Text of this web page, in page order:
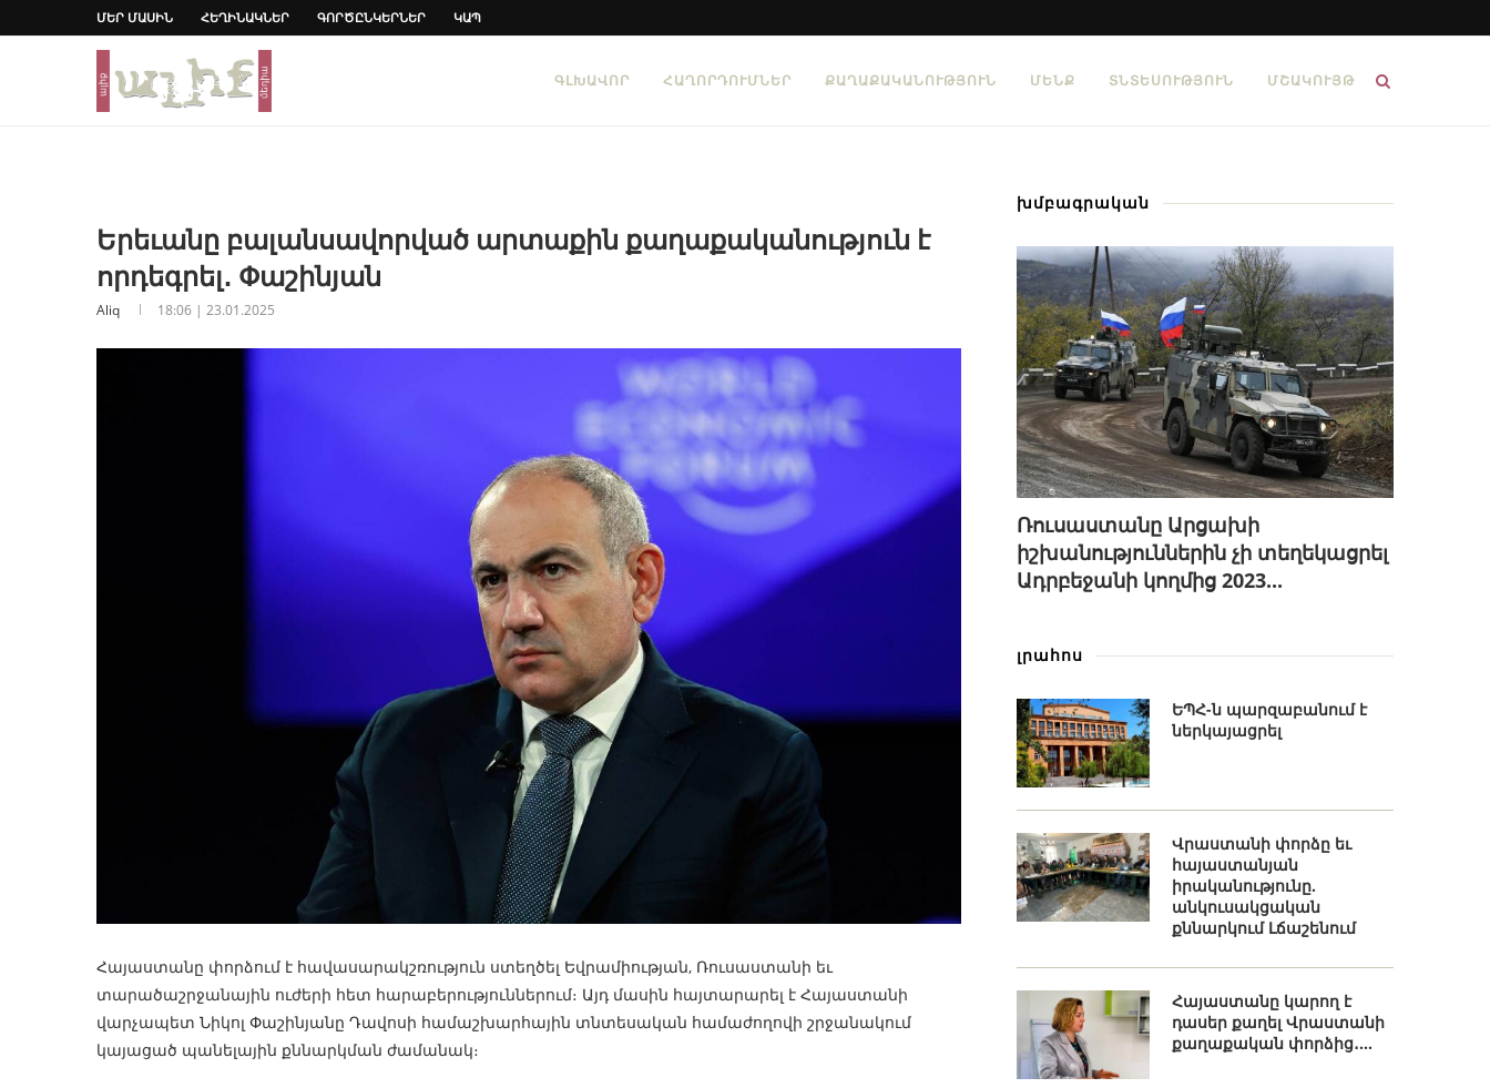
ՄԵՐ ՄԱՍԻՆ ՀԵՂԻՆԱԿՆԵՐ ԳՈՐԾԸՆԿԵՐՆԵՐ ԿԱՊ
ԳԼԽԱՎՈՐ ՀԱՂՈՐԴՈՒՄՆԵՐ ՔԱՂԱՔԱԿԱՆՈՒԹՅՈՒՆ ՄԵՆՔ ՏՆՏԵՍՈՒԹՅՈՒՆ ՄՇԱԿՈՒՅԹ
Երեւանը բալանսավորված արտաքին քաղաքականություն է
որդեգրել․ Փաշինյան
Aliq 18:06 | 23.01.2025
Հայաստանը փորձում է հավասարակշռություն ստեղծել Եվրամիության, Ռուսաստանի եւ
տարածաշրջանային ուժերի հետ հարաբերություններում։ Այդ մասին հայտարարել է Հայաստանի
վարչապետ Նիկոլ Փաշինյանը Դավոսի համաշխարհային տնտեսական համաժողովի շրջանակում
կայացած պանելային քննարկման ժամանակ։
խմբագրական
Ռուսաստանը Արցախի
իշխանություններին չի տեղեկացրել
Ադրբեջանի կողմից 2023...
լրահոս
ԵՊՀ-ն պարզաբանում է
ներկայացրել
Վրաստանի փորձը եւ
հայաստանյան
իրականությունը.
անկուսակցական
քննարկում Լճաշենում
Հայաստանը կարող է
դասեր քաղել Վրաստանի
քաղաքական փորձից․...